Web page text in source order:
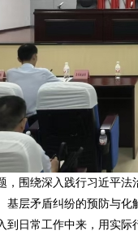
，围绕深入践行习近平
层矛盾纠纷的预防与化
到日常工作中来，用实